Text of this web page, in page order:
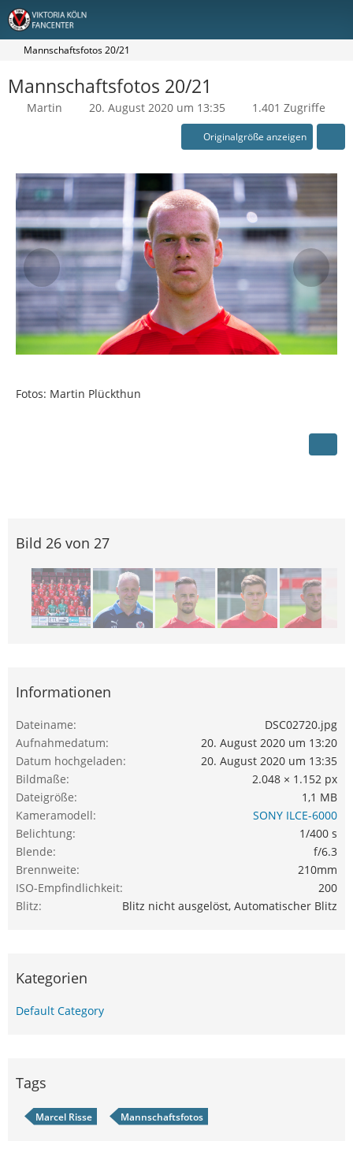
Mannschaftsfotos 20/21
Mannschaftsfotos 20/21
Martin 20. August 2020 um 13:35 1.401 Zugriffe
Originalgröße anzeigen
Fotos: Martin Plückthun
Bild 26 von 27
Informationen
Dateiname
DSC02720.jpg
Aufnahmedatum
20. August 2020 um 13:20
Datum hochgeladen
20. August 2020 um 13:35
Bildmaße
2.048 × 1.152 px
Dateigröße
1,1 MB
Kameramodell
SONY ILCE-6000
Belichtung
1/400 s
Blende
f/6.3
Brennweite
210mm
ISO-Empfindlichkeit
200
Blitz
Blitz nicht ausgelöst, Automatischer Blitz
Kategorien
Default Category
Tags
Marcel Risse Mannschaftsfotos